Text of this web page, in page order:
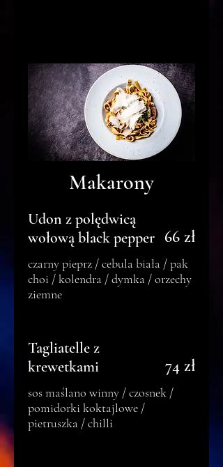
Makarony
Udon z polędwicą
wołową black pepper
czarny pieprz / cebula biała / pak
choi / kolendra / dymka / orzechy
ziemne
66 zł
Tagliatelle z
krewetkami
sos maślano winny / czosnek /
pomidorki koktajlowe /
pietruszka / chilli
74 zł